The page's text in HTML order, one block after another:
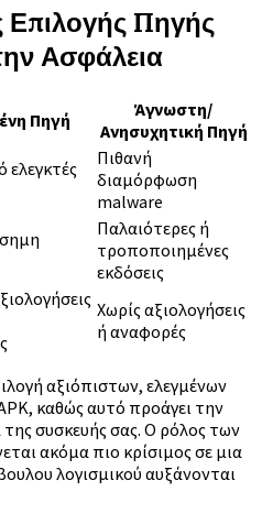
Επιλογής Πηγής
Ασφάλεια
Πηγή
Άγνωστη/
Ανησυχητική Πηγή
ελεγκτές
Πιθανή
διαμόρφωση
malware
Παλαιότερες ή
τροποποιημένες
εκδόσεις
Χωρίς αξιολογήσεις
ή αναφορές
αξιόπιστων, ελεγμένων
καθώς αυτό προάγει την
συσκευής σας. Ο ρόλος των
ακόμα πιο κρίσιμος σε μια
λογισμικού αυξάνονται